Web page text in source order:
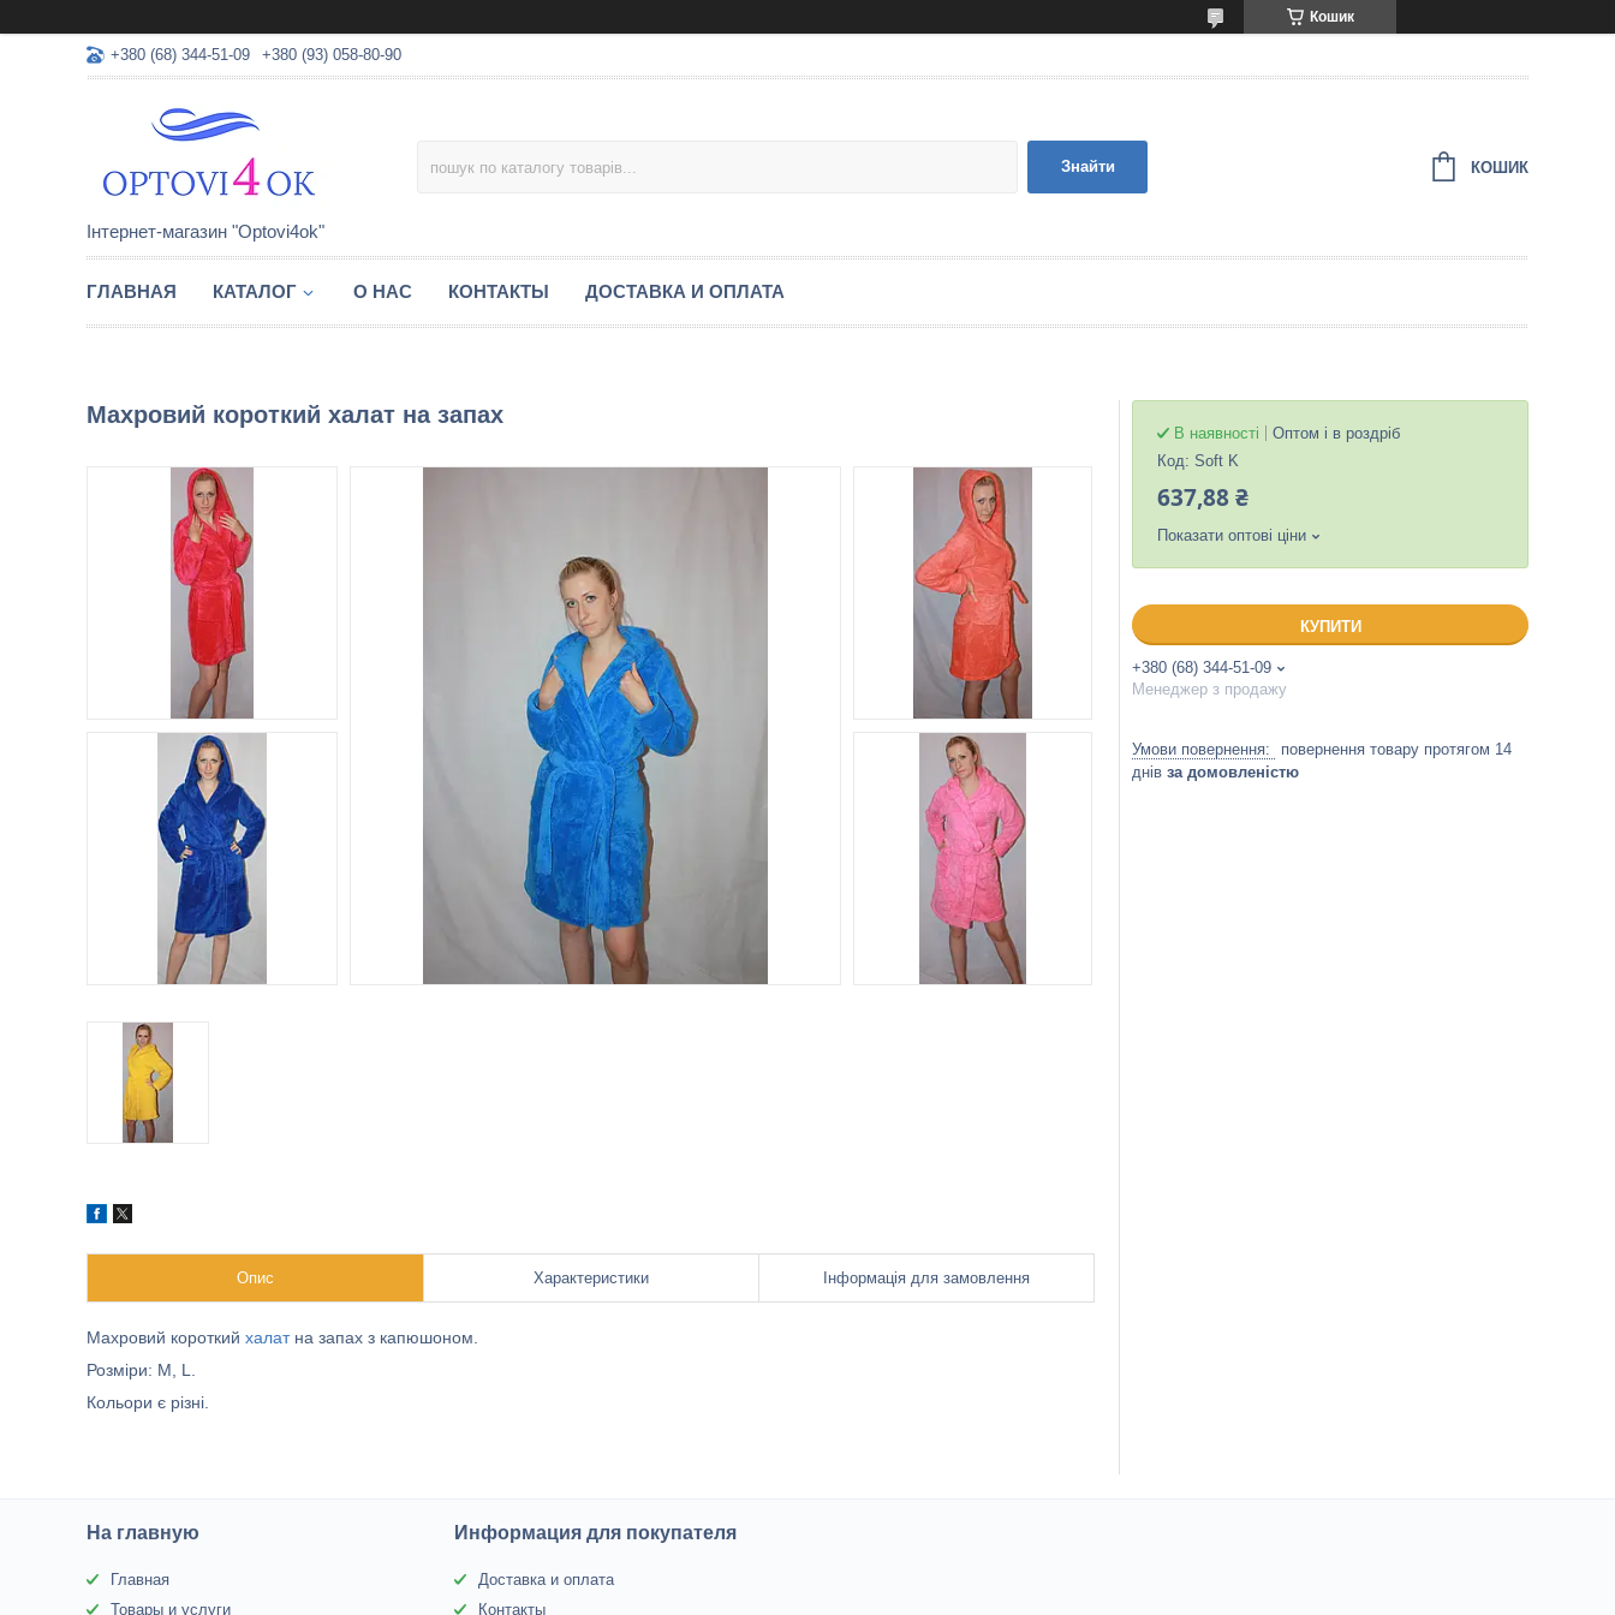
Кошик
+380 (68) 344-51-09 +380 (93) 058-80-90
Інтернет-магазин "Optovi4ok"
Знайти КОШИК
ГЛАВНАЯ КАТАЛОГ О НАС КОНТАКТЫ ДОСТАВКА И ОПЛАТА
Махровий короткий халат на запах
Опис Характеристики Інформація для замовлення
Махровий короткий халатна запах з капюшоном.
Розміри: M, L.
Кольори є різні.
В наявності
Оптом і в роздріб
Код: Soft K
637,88 ₴
Показати оптові ціни
КУПИТИ
+380 (68) 344-51-09
Менеджер з продажу
повернення товару протягом 14
днів за домовленістю
На главную
Главная
Товары и услуги
Информация для покупателя
Доставка и оплата
Контакты